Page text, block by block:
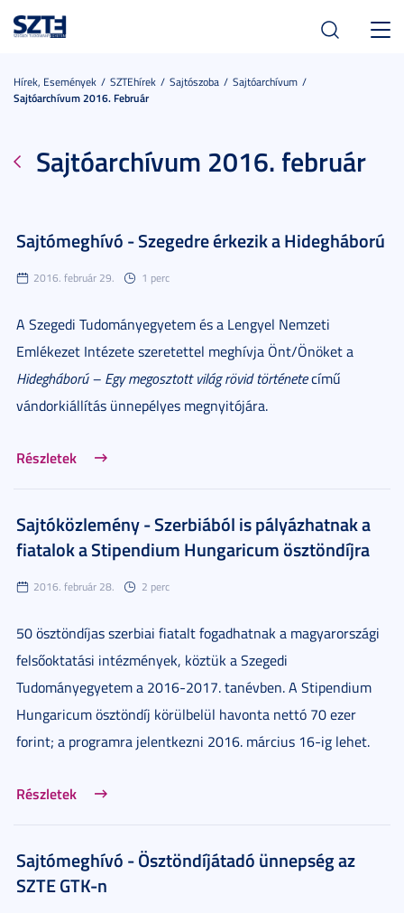
Hírek, Események SZTEhírek Sajtószoba
Sajtóarchívum
Sajtóarchívum 2016. Február
Sajtóarchívum 2016. február
Sajtómeghívó - Szegedre érkezik a Hidegháború
2016. február 29. 1 perc
A Szegedi Tudományegyetem és a Lengyel Nemzeti
Emlékezet Intézete szeretettel meghívja Önt/Önöket a
Hidegháború – Egy megosztott világ rövid történetecímű
vándorkiállítás ünnepélyes megnyitójára.
Részletek
Sajtóközlemény - Szerbiából is pályázhatnak a
fiatalok a Stipendium Hungaricum ösztöndíjra
2016. február 28. 2 perc
50 ösztöndíjas szerbiai fiatalt fogadhatnak a magyarországi
felsőoktatási intézmények, köztük a Szegedi
Tudományegyetem a 2016-2017. tanévben. A Stipendium
Hungaricum ösztöndíj körülbelül havonta nettó 70 ezer
forint; a programra jelentkezni 2016. március 16-ig lehet.
Részletek
Sajtómeghívó - Ösztöndíjátadó ünnepség az
SZTE GTK-n